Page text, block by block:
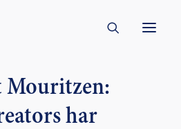
Mouritzen:
har